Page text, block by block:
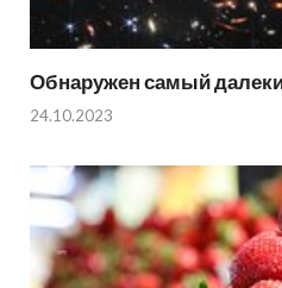
Обнаружен самый
24.10.2023